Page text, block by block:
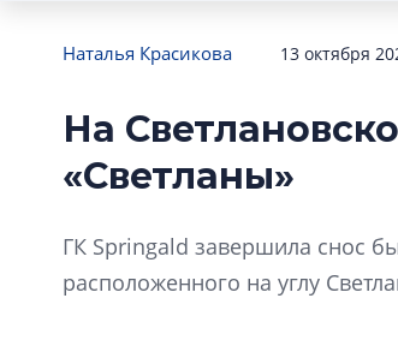
Наталья Красикова 13 октября
На
«Светланы»
ГК Springald завершила снос
расположенного на углу